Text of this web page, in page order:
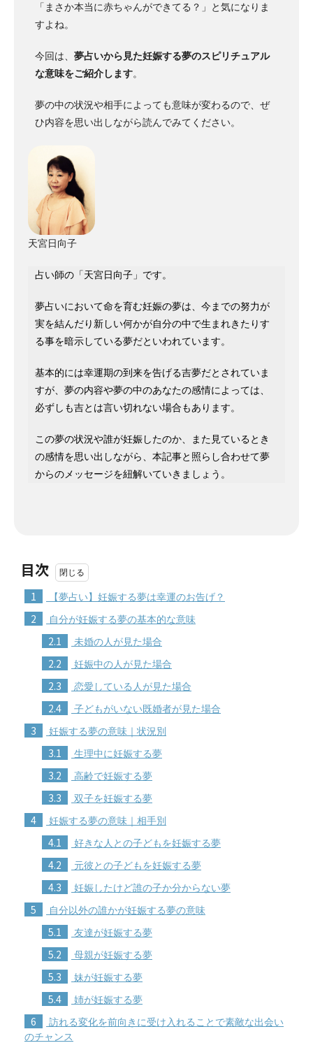
「まさか本当に赤ちゃんができてる？」と気になりま
すよね。
今回は、 夢占いから見た妊娠する夢のスピリチュアル
な意味をご紹介します。
夢の中の状況や相手によっても意味が変わるので、ぜ
ひ内容を思い出しながら読んでみてください。
天宮日向子
占い師の「天宮日向子」です。
夢占いにおいて命を育む妊娠の夢は、今までの努力が
実を結んだり新しい何かが自分の中で生まれきたりす
る事を暗示している夢だといわれています。
基本的には幸運期の到来を告げる吉夢だとされていま
すが、夢の内容や夢の中のあなたの感情によっては、
必ずしも吉とは言い切れない場合もあります。
この夢の状況や誰が妊娠したのか、また見ているとき
の感情を思い出しながら、本記事と照らし合わせて夢
からのメッセージを紐解いていきましょう。
目次
1 【夢占い】妊娠する夢は幸運のお告げ？
2 自分が妊娠する夢の基本的な意味
2.1 未婚の人が見た場合
2.2 妊娠中の人が見た場合
2.3 恋愛している人が見た場合
2.4 子どもがいない既婚者が見た場合
3 妊娠する夢の意味｜状況別
3.1 生理中に妊娠する夢
3.2 高齢で妊娠する夢
3.3 双子を妊娠する夢
4 妊娠する夢の意味｜相手別
4.1 好きな人との子どもを妊娠する夢
4.2 元彼との子どもを妊娠する夢
4.3 妊娠したけど誰の子か分からない夢
5 自分以外の誰かが妊娠する夢の意味
5.1 友達が妊娠する夢
5.2 母親が妊娠する夢
5.3 妹が妊娠する夢
5.4 姉が妊娠する夢
6
訪れる変化を前向きに受け入れることで素敵な出会い
のチャンス